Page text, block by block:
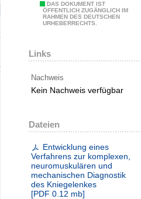
DAS DOKUMENT IST
ÖFFENTLICH ZUGÄNGLICH IM
RAHMEN DES DEUTSCHEN
URHEBERRECHTS.
Links
Nachweis
Kein Nachweis verfügbar
Dateien
Entwicklung eines
Verfahrens zur komplexen,
neuromuskulären und
mechanischen Diagnostik
des Kniegelenkes
[PDF 0.12 mb]